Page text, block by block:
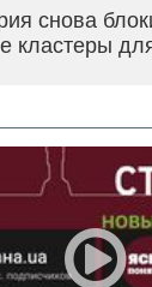
снова
кластеры